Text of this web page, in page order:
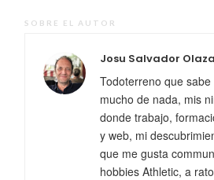
SOBRE EL AUTOR
Josu Salvador
Todoterreno que
mucho de nada, mis
donde trabajo,
y web, mi
que me gusta
hobbies Athletic, a